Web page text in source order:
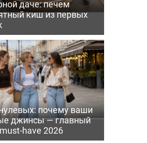
даче: печем
киш из первых
почему ваши
джинсы — главный
have 2026